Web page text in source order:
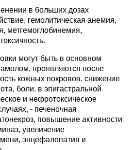
в больших дозах
гемолитическая анемия,
метгемоглобинемия,
могут быть в основном
проявляются после
кожных покровов, снижение
боли, в эпигастральной
и нефротоксическое
- печеночная
повышение активности
увеличение
энцефалопатия и